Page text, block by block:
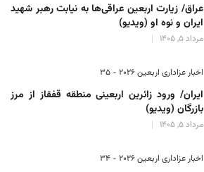
عراق/ زیارت اربعین عراقی‌ها به نیابت رهبر شهید
ایران و نوه او (ویدیو)
مرداد 5, 1405
اخبار عزاداری اربعین ۲۰۲۶ - 35
ایران/ ورود زائرین اربعینی منطقه قفقاز از مرز
بازرگان (ویدیو)
مرداد 5, 1405
اخبار عزاداری اربعین ۲۰۲۶ - 34